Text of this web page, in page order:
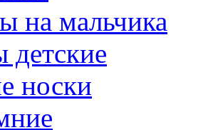
на мальчика
детские
носки